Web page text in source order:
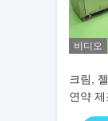
비디오
크림,
연약